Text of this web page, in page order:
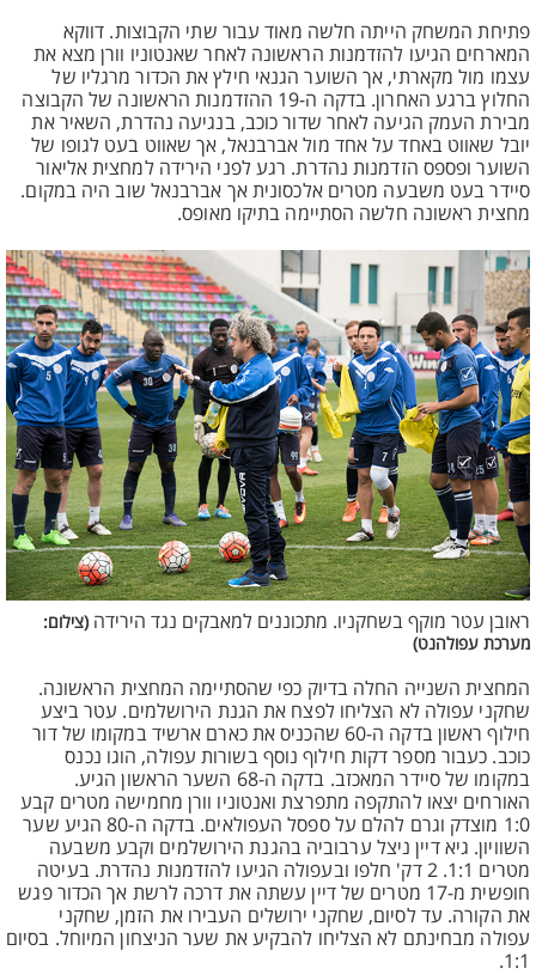
פתיחת המשחק הייתה חלשה מאוד עבור שתי הקבוצות. דווקא
המארחים הגיעו להזדמנות הראשונה לאחר שאנטוניו וורן מצא את
עצמו מול מקארתי, אך השוער הגנאי חילץ את הכדור מרגליו של
החלוץ ברגע האחרון. בדקה ה-19 ההזדמנות הראשונה של הקבוצה
מבירת העמק הגיעה לאחר שדור כוכב, בנגיעה נהדרת, השאיר את
יובל שאווט באחד על אחד מול אברבנאל, אך שאווט בעט לגופו של
השוער ופספס הזדמנות נהדרת. רגע לפני הירידה למחצית אליאור
סיידר בעט משבעה מטרים אלכסונית אך אברבנאל שוב היה במקום.
מחצית ראשונה חלשה הסתיימה בתיקו מאופס.
ראובן עטר מוקף בשחקניו. מתכוננים למאבקים נגד הירידה (צילום:
מערכת עפולהנט)
המחצית השנייה החלה בדיוק כפי שהסתיימה המחצית הראשונה.
שחקני עפולה לא הצליחו לפצח את הגנת הירושלמים. עטר ביצע
חילוף ראשון בדקה ה-60 שהכניס את כארם ארשיד במקומו של דור
כוכב. כעבור מספר דקות חילוף נוסף בשורות עפולה, הוגו נכנס
במקומו של סיידר המאכזב. בדקה ה-68 השער הראשון הגיע.
האורחים יצאו להתקפה מתפרצת ואנטוניו וורן מחמישה מטרים קבע
1:0 מוצדק וגרם להלם על ספסל העפולאים. בדקה ה-80 הגיע שער
השוויון. גיא דיין ניצל ערבוביה בהגנת הירושלמים וקבע משבעה
מטרים 1:1. 2 דק' חלפו ובעפולה הגיעו להזדמנות נהדרת. בעיטה
חופשית מ-17 מטרים של דיין עשתה את דרכה לרשת אך הכדור פגש
את הקורה. עד לסיום, שחקני ירושלים העבירו את הזמן, שחקני
עפולה מבחינתם לא הצליחו להבקיע את שער הניצחון המיוחל. בסיום
1:1.